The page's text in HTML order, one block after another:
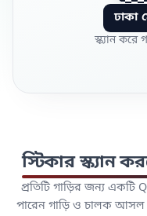
ঢাকা
স্ক্যান
স্টিকার স্ক্যান
প্রতিটি গাড়ির জন্য একটি
পারেন গাড়ি ও চালক